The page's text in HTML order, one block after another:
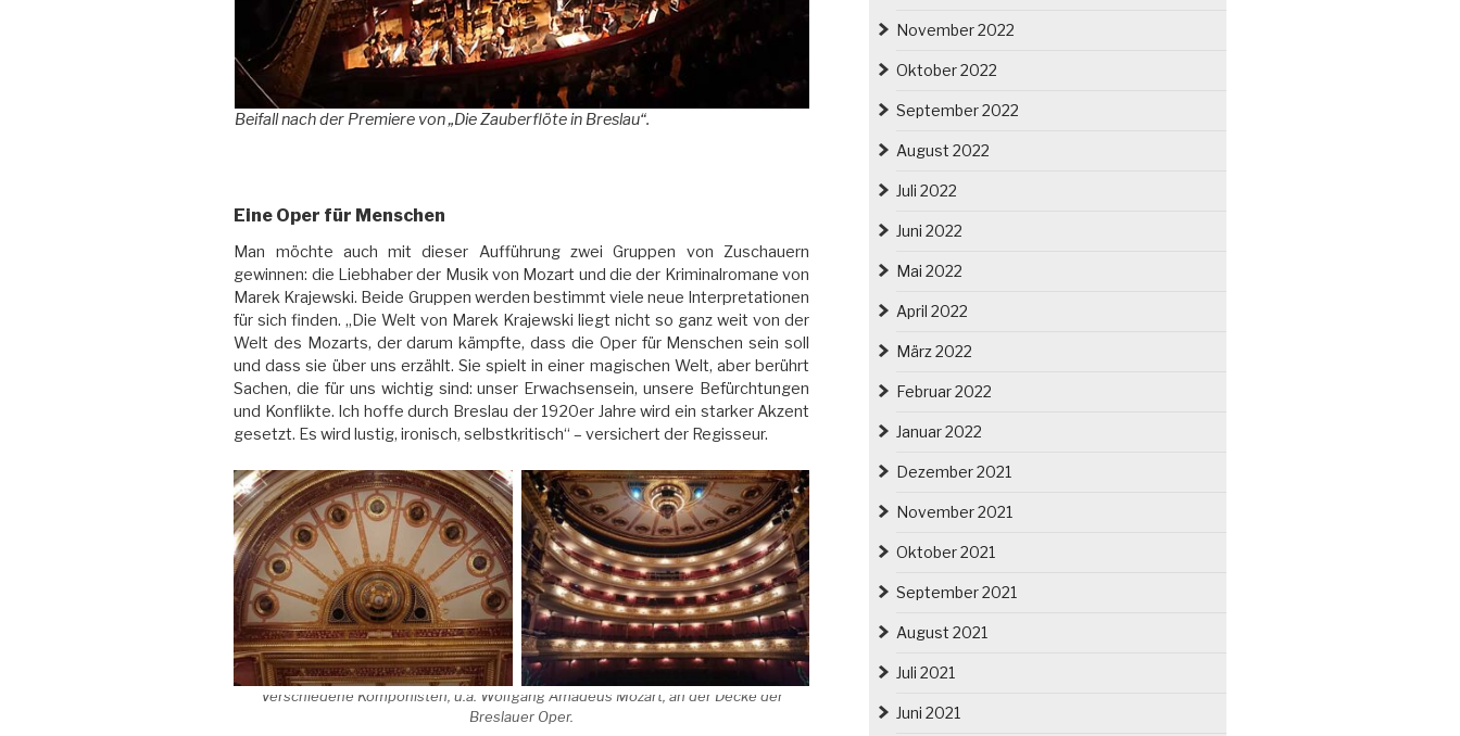
Beifall nach der Premiere von „Die Zauberflöte in Breslau“.
Eine Oper für Menschen
Man möchte auch mit dieser Aufführung zwei Gruppen von Zuschauern
gewinnen: die Liebhaber der Musik von Mozart und die der Kriminalromane von
Marek Krajewski. Beide Gruppen werden bestimmt viele neue Interpretationen
für sich finden. „Die Welt von Marek Krajewski liegt nicht so ganz weit von der
Welt des Mozarts, der darum kämpfte, dass die Oper für Menschen sein soll
und dass sie über uns erzählt. Sie spielt in einer magischen Welt, aber berührt
Sachen, die für uns wichtig sind: unser Erwachsensein, unsere Befürchtungen
und Konflikte. Ich hoffe durch Breslau der 1920er Jahre wird ein starker Akzent
gesetzt. Es wird lustig, ironisch, selbstkritisch“ – versichert der Regisseur.
Verschiedene Komponisten, u.a. Wolfgang Amadeus Mozart, an der Decke der
Breslauer Oper.
November 2022
Oktober 2022
September 2022
August 2022
Juli 2022
Juni 2022
Mai 2022
April 2022
März 2022
Februar 2022
Januar 2022
Dezember 2021
November 2021
Oktober 2021
September 2021
August 2021
Juli 2021
Juni 2021